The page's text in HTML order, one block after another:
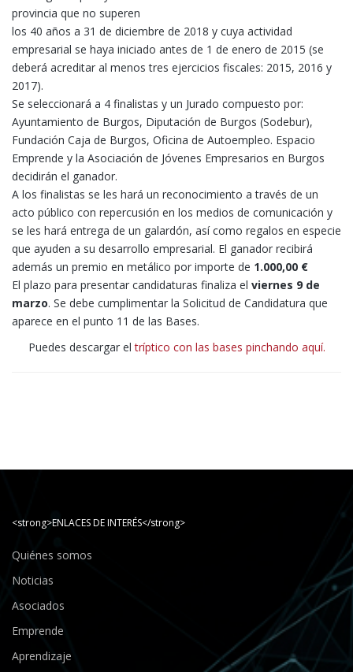
provincia que no superen
los 40 años a 31 de diciembre de 2018 y cuya actividad
empresarial se haya iniciado antes de 1 de enero de 2015 (se
deberá acreditar al menos tres ejercicios fiscales: 2015, 2016 y
2017).
Se seleccionará a 4 finalistas y un Jurado compuesto por:
Ayuntamiento de Burgos, Diputación de Burgos (Sodebur),
Fundación Caja de Burgos, Oficina de Autoempleo. Espacio
Emprende y la Asociación de Jóvenes Empresarios en Burgos
decidirán el ganador.
A los finalistas se les hará un reconocimiento a través de un
acto público con repercusión en los medios de comunicación y
se les hará entrega de un galardón, así como regalos en especie
que ayuden a su desarrollo empresarial. El ganador recibirá
además un premio en metálico por importe de 1.000,00 €
El plazo para presentar candidaturas finaliza el viernes 9 de
marzo. Se debe cumplimentar la Solicitud de Candidatura que
aparece en el punto 11 de las Bases.
Puedes descargar eltríptico con las bases pinchando aquí.
<strong>ENLACES DE INTERÉS</strong>
Quiénes somos
Noticias
Asociados
Emprende
Aprendizaje